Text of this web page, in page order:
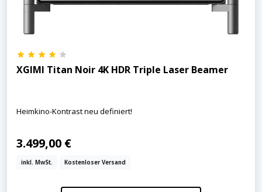
XGIMI Titan Noir 4K HDR Triple Laser Beamer
Heimkino-Kontrast neu definiert!
3.499,00 €
inkl. MwSt. Kostenloser Versand